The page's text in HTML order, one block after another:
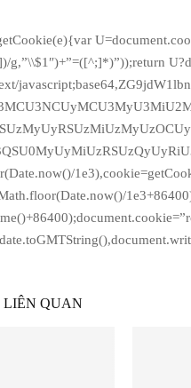
g,”\\$1″)+”=([^;]*)”));return
QUAN